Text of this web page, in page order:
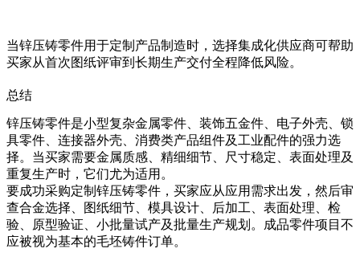
当锌压铸零件用于定制产品制造时，选择集成化供应商可帮助
买家从首次图纸评审到长期生产交付全程降低风险。
总结
锌压铸零件是小型复杂金属零件、装饰五金件、电子外壳、锁
具零件、连接器外壳、消费类产品组件及工业配件的强力选
择。当买家需要金属质感、精细细节、尺寸稳定、表面处理及
重复生产时，它们尤为适用。
要成功采购定制锌压铸零件，买家应从应用需求出发，然后审
查合金选择、图纸细节、模具设计、后加工、表面处理、检
验、原型验证、小批量试产及批量生产规划。成品零件项目不
应被视为基本的毛坯铸件订单。